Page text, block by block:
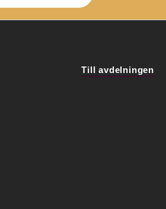
Till avdelningen